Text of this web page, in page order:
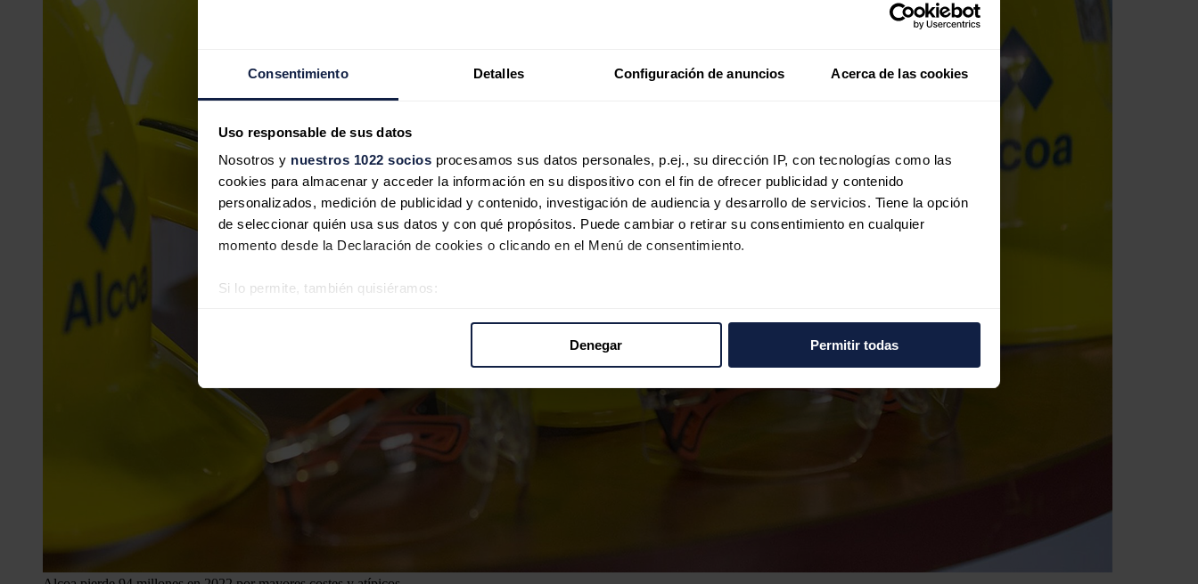
Consentimiento Detalles Configuración de anuncios Acerca de las cookies
Uso responsable de sus datos
Nosotros y nuestros 1022 socios procesamos sus datos personales, p.ej., su dirección IP, con tecnologías como las
cookies para almacenar y acceder la información en su dispositivo con el fin de ofrecer publicidad y contenido
personalizados, medición de publicidad y contenido, investigación de audiencia y desarrollo de servicios. Tiene la opción
de seleccionar quién usa sus datos y con qué propósitos. Puede cambiar o retirar su consentimiento en cualquier
momento desde la Declaración de cookies o clicando en el Menú de consentimiento.
Si lo permite, también quisiéramos:
Las cookies de este sitio web se usan para personalizar el contenido y los anuncios, ofrecer funciones de redes sociales
y analizar el tráfico. Además, compartimos información sobre el uso que haga del sitio web con nuestros partners de
redes sociales, publicidad y análisis web, quienes pueden combinarla con otra información que les haya proporcionado o
que hayan recopilado a partir del uso que haya hecho de sus servicios.
Denegar Permitir todas